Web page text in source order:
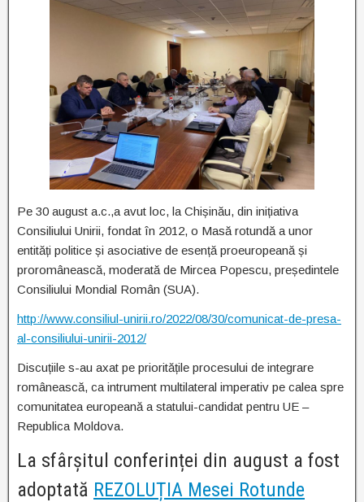
Pe 30 august a.c.,a avut loc, la Chișinău, din inițiativa
Consiliului Unirii, fondat în 2012, o Masă rotundă a unor
entități politice și asociative de esență proeuropeană și
proromânească, moderată de Mircea Popescu, președintele
Consiliului Mondial Român (SUA).
http://www.consiliul-unirii.ro/2022/08/30/comunicat-de-presa-
al-consiliului-unirii-2012/
Discuțiile s-au axat pe prioritățile procesului de integrare
românească, ca intrument multilateral imperativ pe calea spre
comunitatea europeană a statului-candidat pentru UE –
Republica Moldova.
La sfârșitul conferinței din august a fost
adoptată REZOLUȚIA Mesei Rotunde